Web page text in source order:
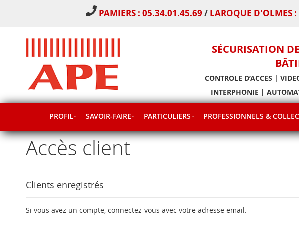
PAMIERS : 05.34.01.45.69/ LAROQUE D'OLMES
SÉCURISATION
CONTROLE D’ACCES |
INTERPHONIE |
PROFIL SAVOIR-FAIRE PARTICULIERS PROFESSIONNELS &
Accès client
Clients enregistrés
Si vous avez un compte, connectez-vous avec votre adresse email.